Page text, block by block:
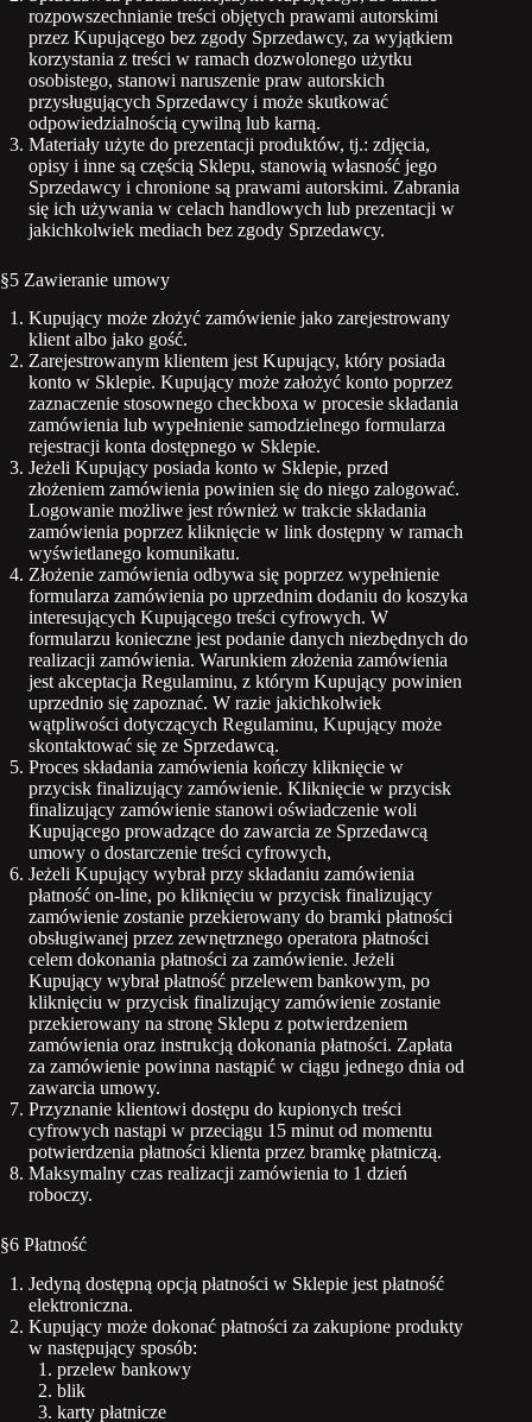
rozpowszechnianie treści objętych prawami autorskimi
przez Kupującego bez zgody Sprzedawcy, za wyjątkiem
korzystania z treści w ramach dozwolonego użytku
osobistego, stanowi naruszenie praw autorskich
przysługujących Sprzedawcy i może skutkować
odpowiedzialnością cywilną lub karną.
Materiały użyte do prezentacji produktów, tj.: zdjęcia,
opisy i inne są częścią Sklepu, stanowią własność jego
Sprzedawcy i chronione są prawami autorskimi. Zabrania
się ich używania w celach handlowych lub prezentacji w
jakichkolwiek mediach bez zgody Sprzedawcy.
§5 Zawieranie umowy
Kupujący może złożyć zamówienie jako zarejestrowany
klient albo jako gość.
Zarejestrowanym klientem jest Kupujący, który posiada
konto w Sklepie. Kupujący może założyć konto poprzez
zaznaczenie stosownego checkboxa w procesie składania
zamówienia lub wypełnienie samodzielnego formularza
rejestracji konta dostępnego w Sklepie.
Jeżeli Kupujący posiada konto w Sklepie, przed
złożeniem zamówienia powinien się do niego zalogować.
Logowanie możliwe jest również w trakcie składania
zamówienia poprzez kliknięcie w link dostępny w ramach
wyświetlanego komunikatu.
Złożenie zamówienia odbywa się poprzez wypełnienie
formularza zamówienia po uprzednim dodaniu do koszyka
interesujących Kupującego treści cyfrowych. W
formularzu konieczne jest podanie danych niezbędnych do
realizacji zamówienia. Warunkiem złożenia zamówienia
jest akceptacja Regulaminu, z którym Kupujący powinien
uprzednio się zapoznać. W razie jakichkolwiek
wątpliwości dotyczących Regulaminu, Kupujący może
skontaktować się ze Sprzedawcą.
Proces składania zamówienia kończy kliknięcie w
przycisk finalizujący zamówienie. Kliknięcie w przycisk
finalizujący zamówienie stanowi oświadczenie woli
Kupującego prowadzące do zawarcia ze Sprzedawcą
umowy o dostarczenie treści cyfrowych,
Jeżeli Kupujący wybrał przy składaniu zamówienia
płatność on-line, po kliknięciu w przycisk finalizujący
zamówienie zostanie przekierowany do bramki płatności
obsługiwanej przez zewnętrznego operatora płatności
celem dokonania płatności za zamówienie. Jeżeli
Kupujący wybrał płatność przelewem bankowym, po
kliknięciu w przycisk finalizujący zamówienie zostanie
przekierowany na stronę Sklepu z potwierdzeniem
zamówienia oraz instrukcją dokonania płatności. Zapłata
za zamówienie powinna nastąpić w ciągu jednego dnia od
zawarcia umowy.
Przyznanie klientowi dostępu do kupionych treści
cyfrowych nastąpi w przeciągu 15 minut od momentu
potwierdzenia płatności klienta przez bramkę płatniczą.
Maksymalny czas realizacji zamówienia to 1 dzień
roboczy.
§6 Płatność
Jedyną dostępną opcją płatności w Sklepie jest płatność
elektroniczna.
Kupujący może dokonać płatności za zakupione produkty
w następujący sposób:
przelew bankowy
blik
karty płatnicze